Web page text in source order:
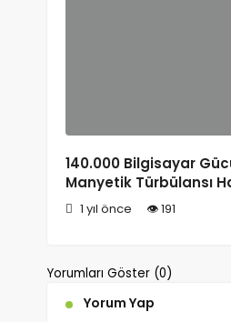
140.000 Bilgisayar
Manyetik Türbülansı
1 yıl önce 191
Yorumları Göster (0)
Yorum Yap